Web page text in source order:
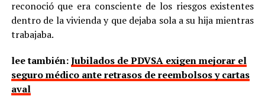
reconoció que era consciente de los riesgos existentes
dentro de la vivienda y que dejaba sola a su hija mientras
trabajaba.
lee también:Jubilados de PDVSA exigen mejorar el
seguro médico ante retrasos de reembolsos y cartas
aval